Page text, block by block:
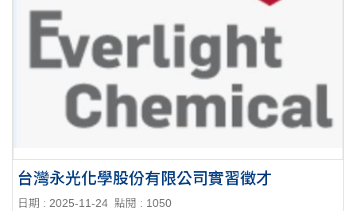
台灣永光化學股份有限公司實習徵才
日期 : 2025-11-24 點閱 : 1050